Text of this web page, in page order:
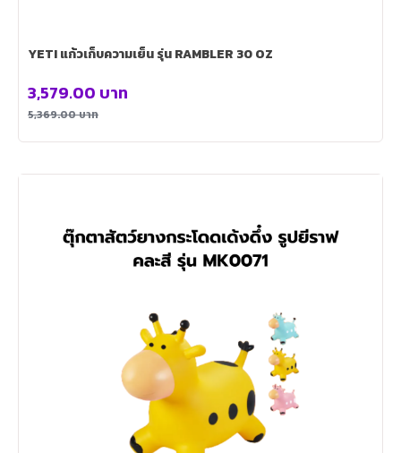
YETI แก้วเก็บความเย็น รุ่น RAMBLER 30 OZ
5,369.00บาท
3,579.00 บาท